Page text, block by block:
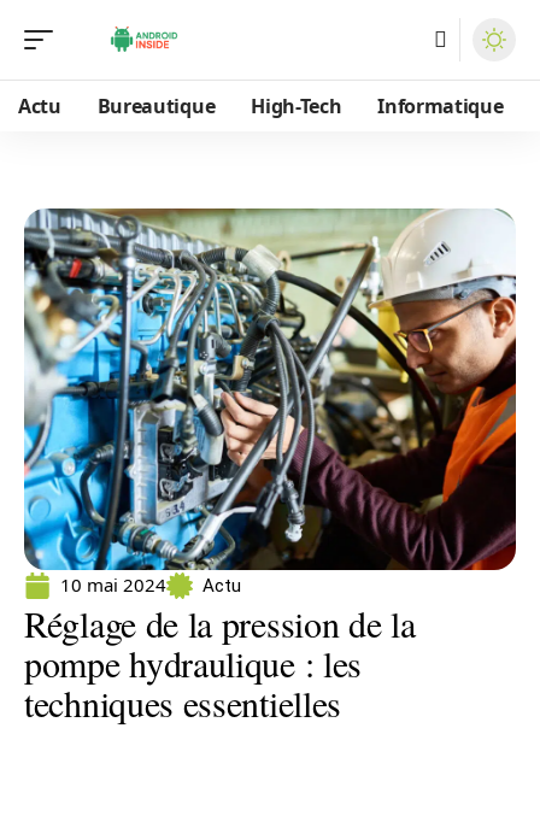
Actu Bureautique High-Tech Informatique
10 mai 2024 Actu
Réglage de la pression de la
pompe hydraulique : les
techniques essentielles